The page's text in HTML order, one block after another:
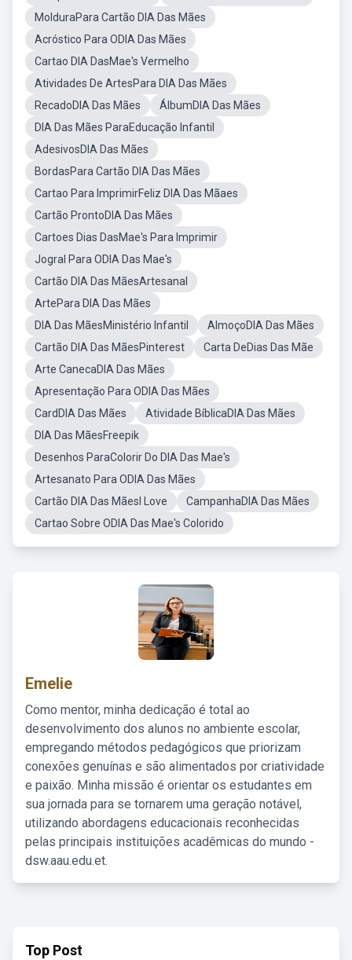
MolduraPara Cartão DIA Das Mães
Acróstico Para ODIA Das Mães
Cartao DIA DasMae's Vermelho
Atividades De ArtesPara DIA Das Mães
RecadoDIA Das Mães
ÁlbumDIA Das Mães
DIA Das Mães ParaEducação Infantil
AdesivosDIA Das Mães
BordasPara Cartão DIA Das Mães
Cartao Para ImprimirFeliz DIA Das Mãaes
Cartão ProntoDIA Das Mães
Cartoes Dias DasMae's Para Imprimir
Jogral Para ODIA Das Mae's
Cartão DIA Das MãesArtesanal
ArtePara DIA Das Mães
DIA Das MãesMinistério Infantil
AlmoçoDIA Das Mães
Cartão DIA Das MãesPinterest
Carta DeDias Das Mãe
Arte CanecaDIA Das Mães
Apresentação Para ODIA Das Mães
CardDIA Das Mães
Atividade BíblicaDIA Das Mães
DIA Das MãesFreepik
Desenhos ParaColorir Do DIA Das Mae's
Artesanato Para ODIA Das Mães
Cartão DIA Das MãesI Love
CampanhaDIA Das Mães
Cartao Sobre ODIA Das Mae's Colorido
Emelie
Como mentor, minha dedicação é total ao
desenvolvimento dos alunos no ambiente escolar,
empregando métodos pedagógicos que priorizam
conexões genuínas e são alimentados por criatividade
e paixão. Minha missão é orientar os estudantes em
sua jornada para se tornarem uma geração notável,
utilizando abordagens educacionais reconhecidas
pelas principais instituições acadêmicas do mundo -
dsw.aau.edu.et.
Top Post